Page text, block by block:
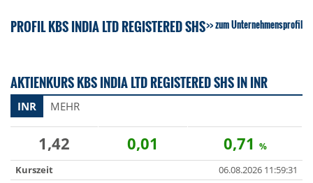
PROFIL KBS INDIA LTD REGISTERED SHS zum Unternehmensprofil
AKTIENKURS KBS INDIA LTD REGISTERED SHS IN INR
INR MEHR
1,42 0,01 0,71 %
Kurszeit 06.08.2026 11:59:31